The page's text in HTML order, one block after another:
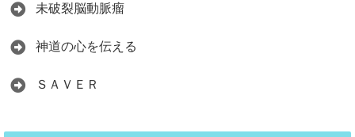
未破裂脳動脈瘤
神道の心を伝える
ＳＡＶＥＲ